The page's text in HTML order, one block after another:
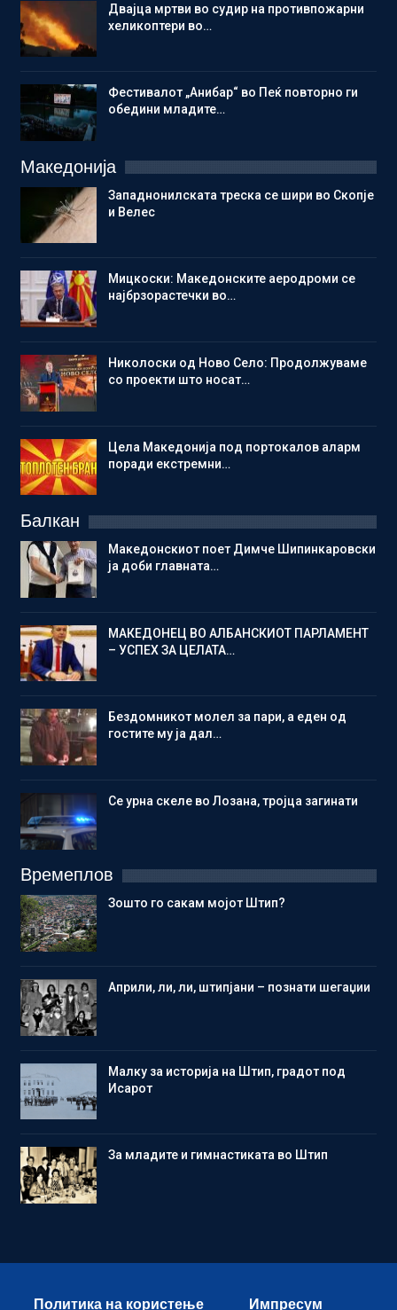
Двајца мртви во судир на противпожарни
хеликоптери во…
Фестивалот „Анибар“ во Пеќ повторно ги
обедини младите…
Македонија
Западнонилската треска се шири во Скопје
и Велес
Мицкоски: Македонските аеродроми се
најбрзорастечки во…
Николоски од Ново Село: Продолжуваме
со проекти што носат…
Цела Македонија под портокалов аларм
поради екстремни…
Балкан
Македонскиот поет Димче Шипинкаровски
ја доби главната…
МАКЕДОНЕЦ ВО АЛБАНСКИОТ ПАРЛАМЕНТ
– УСПЕХ ЗА ЦЕЛАТА…
Бездомникот молел за пари, а еден од
гостите му ја дал…
Се урна скеле во Лозана, тројца загинати
Времеплов
Зошто го сакам мојот Штип?
Aприли, ли, ли, штипјани – познати шегаџии
Малку за историја на Штип, градот под
Исарот
Зa младите и гимнастиката во Штип
Политика на користење Импресум